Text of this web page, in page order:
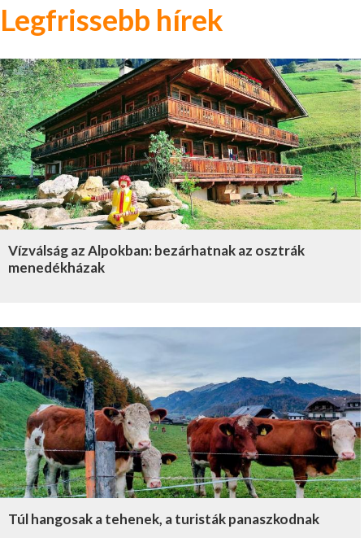
Legfrissebb hírek
Vízválság az Alpokban: bezárhatnak az osztrák
menedékházak
Túl hangosak a tehenek, a turisták panaszkodnak